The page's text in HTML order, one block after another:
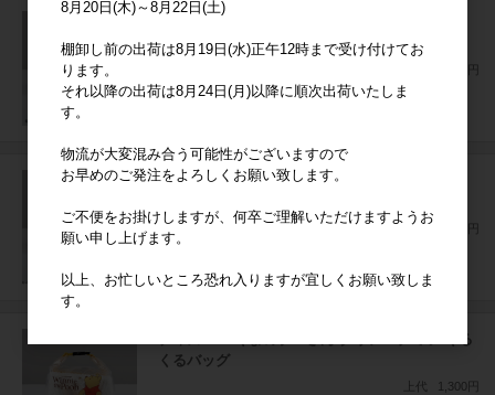
るくるバッグ
1,300円
サンリオ ハローキティ ひまわりとハローキティ
上代 1,300円
ディズニー くまのプーさん クリアハチミツ くる
くるバッグ
上代 1,300円
8月20日(木)～8月22日(土)
棚卸し前の出荷は8月19日(水)正午12時まで受け付けてお
ります。
それ以降の出荷は8月24日(月)以降に順次出荷いたしま
す。
物流が大変混み合う可能性がございますので
お早めのご発注をよろしくお願い致します。
ご不便をお掛けしますが、何卒ご理解いただけますようお
願い申し上げます。
以上、お忙しいところ恐れ入りますが宜しくお願い致しま
す。